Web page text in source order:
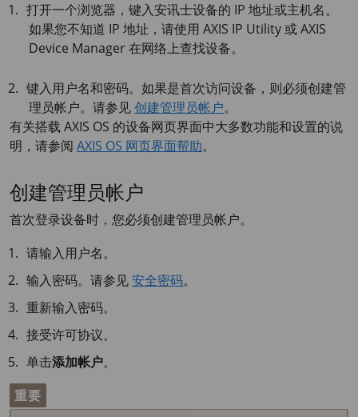
打开一个浏览器，键入安讯士设备的 IP 地址或主机名。
如果您不知道 IP 地址，请使用 AXIS IP Utility 或AXIS
Device Manager 在网络上查找设备。
键入用户名和密码。如果是首次访问设备，则必须创建管
理员帐户。请参见创建管理员帐户。
有关搭载 AXIS OS 的设备网页界面中大多数功能和设置的说
明，请参阅 AXIS OS 网页界面帮助。
创建管理员帐户
首次登录设备时，您必须创建管理员帐户。
请输入用户名。
输入密码。请参见安全密码。
重新输入密码。
接受许可协议。
单击添加帐户。
重要